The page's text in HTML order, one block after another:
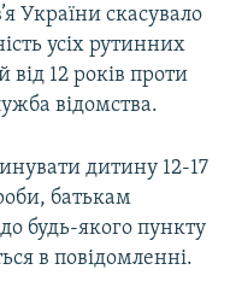
України скасувало
усіх рутинних
від 12 років проти
відомства.
дитину 12-17
батькам
будь-якого пункту
в повідомленні.